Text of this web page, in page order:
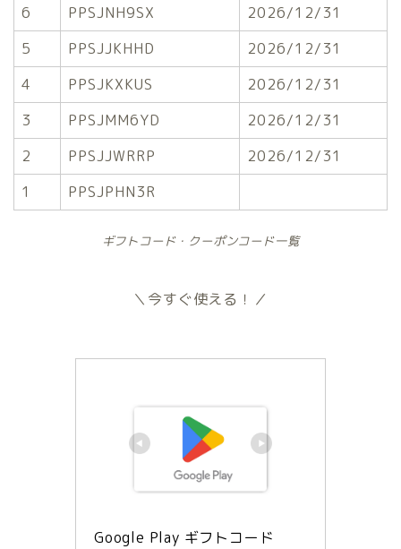
6
PPSJNH9SX
2026/12/31
5
PPSJJKHHD
2026/12/31
4
PPSJKXKUS
2026/12/31
3
PPSJMM6YD
2026/12/31
2
PPSJJWRRP
2026/12/31
1
PPSJPHN3R
ギフトコード・クーポンコード一覧
＼今すぐ使える！／
Google Play ギフトコード